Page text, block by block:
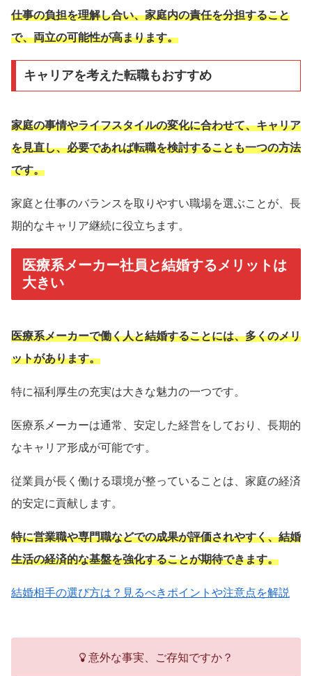
仕事の負担を理解し合い、家庭内の責任を分担すること
で、両立の可能性が高まります。
キャリアを考えた転職もおすすめ
家庭の事情やライフスタイルの変化に合わせて、キャリア
を見直し、必要であれば転職を検討することも一つの方法
です。
家庭と仕事のバランスを取りやすい職場を選ぶことが、長
期的なキャリア継続に役立ちます。
医療系メーカー社員と結婚するメリットは
大きい
医療系メーカーで働く人と結婚することには、多くのメリ
ットがあります。
特に福利厚生の充実は大きな魅力の一つです。
医療系メーカーは通常、安定した経営をしており、長期的
なキャリア形成が可能です。
従業員が長く働ける環境が整っていることは、家庭の経済
的安定に貢献します。
特に営業職や専門職などでの成果が評価されやすく、結婚
生活の経済的な基盤を強化することが期待できます。
結婚相手の選び方は？見るべきポイントや注意点を解説
意外な事実、ご存知ですか？